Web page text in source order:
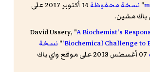
" نسخة محفوظة
14 أكتوبر 2017 على
باك مشين.
David Ussery, "A Biochemist's
Biochemical Challenge to
" نسخة
07 أغسطس 2013 على موقع واي باك